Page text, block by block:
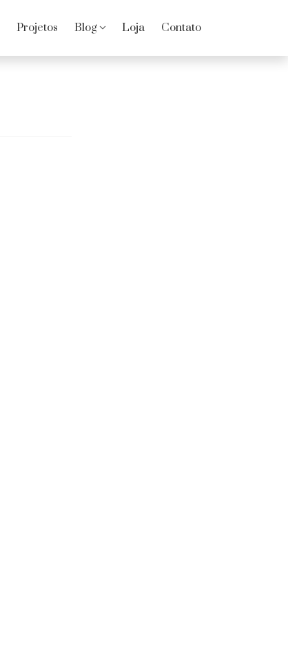
Projetos Blog Loja Contato